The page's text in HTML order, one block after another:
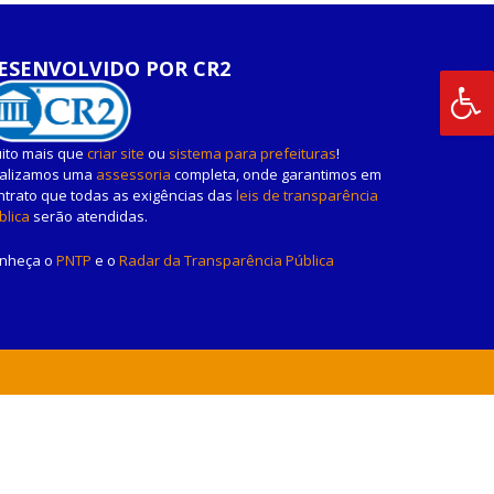
POR CR2
mais que criar site ou sistema para prefeituras!
uma assessoria completa, onde garantimos em
que todas as exigências das leis de transparência
serão atendidas.
o PNTP e o Radar da Transparência Pública